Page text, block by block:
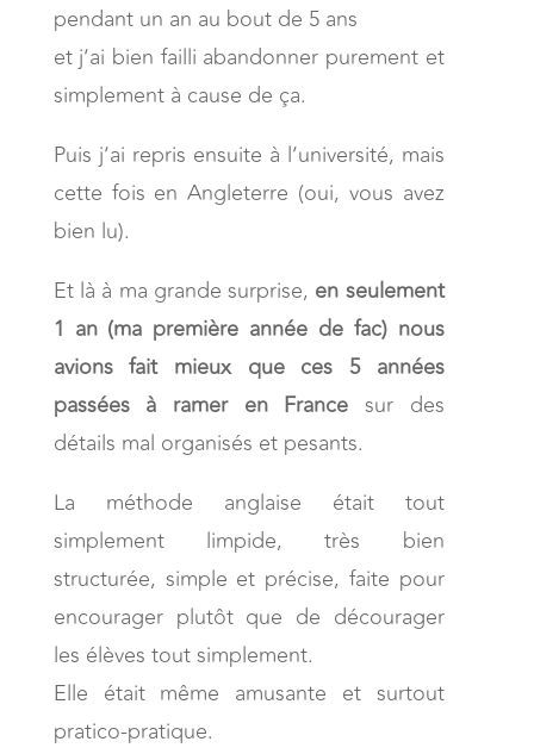
pendant un an au bout de 5 ans
et j’ai bien failli abandonner purement et
simplement à cause de ça.
Puis j’ai repris ensuite à l’université, mais
cette fois en Angleterre (oui, vous avez
bien lu).
Et là à ma grande surprise, en seulement
1 an (ma première année de fac) nous
avions fait mieux que ces 5 années
passées à ramer en France sur des
détails mal organisés et pesants.
La méthode anglaise était tout
simplement limpide, très bien
structurée, simple et précise, faite pour
encourager plutôt que de décourager
les élèves tout simplement.
Elle était même amusante et surtout
pratico-pratique.